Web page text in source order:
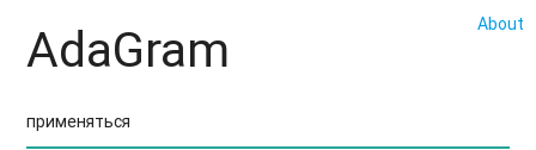
About
AdaGram